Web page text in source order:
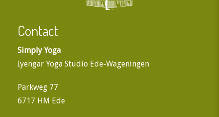
Contact
Simply Yoga
Iyengar Yoga Studio Ede-Wageningen
Parkweg 77
6717 HM Ede